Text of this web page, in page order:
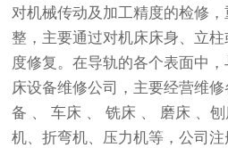
对机械传动及加工精度的检修
整，主要通过对机床床身、立
度修复。在导轨的各个表面中
床设备维修公司，主要经营维
备 、 车床 、 铣床 、 磨床 、
机、折弯机、压力机等，公司注